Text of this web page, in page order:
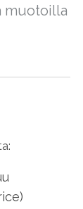
muotoilla
)